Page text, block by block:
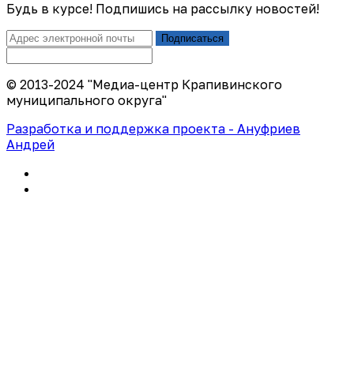
Будь в курсе! Подпишись на рассылку новостей!
Подписаться
© 2013-2024 "Медиа-центр Крапивинского
муниципального округа"
Разработка и поддержка проекта - Ануфриев
Андрей